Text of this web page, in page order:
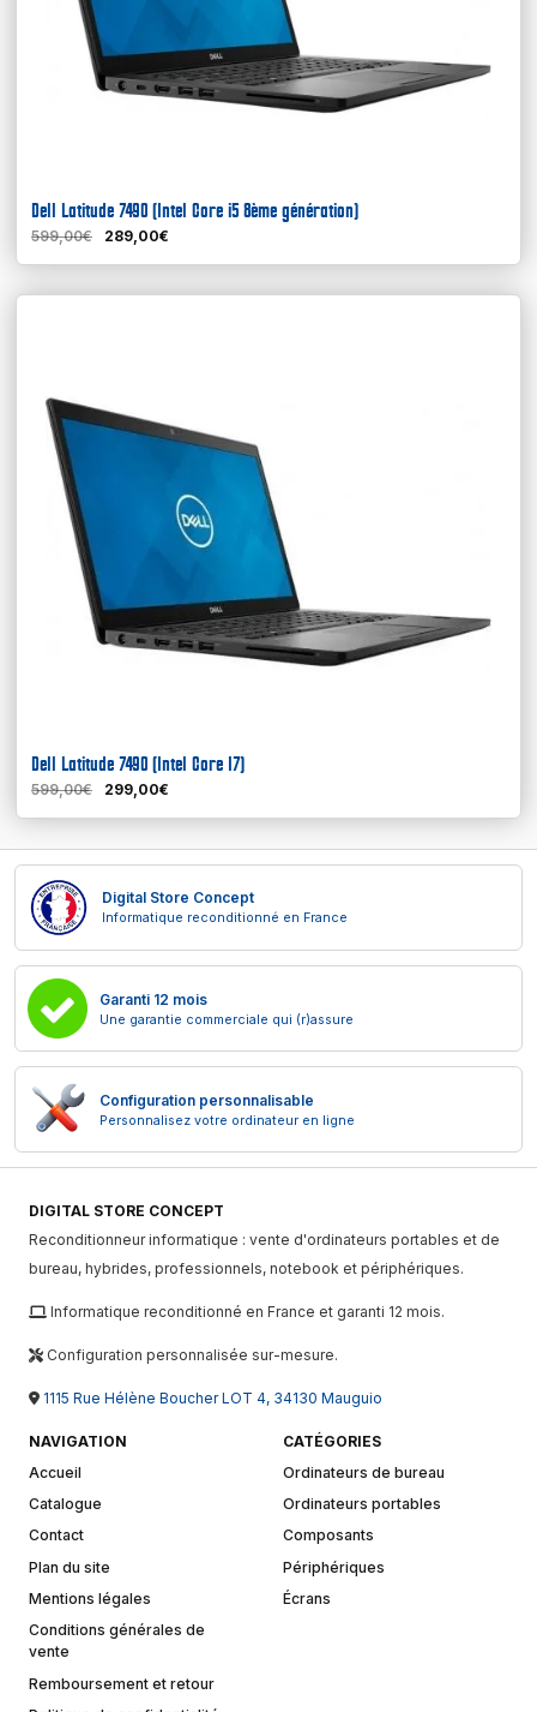
Dell Latitude 7490 (Intel Core i5 8ème génération)
599,00€ 289,00€
Dell Latitude 7490 (Intel Core I7)
599,00€ 299,00€
Digital Store Concept
Informatique reconditionné en France
Garanti 12 mois
Une garantie commerciale qui (r)assure
Configuration personnalisable
Personnalisez votre ordinateur en ligne
DIGITAL STORE CONCEPT
Reconditionneur informatique : vente d'ordinateurs portables et de
bureau, hybrides, professionnels, notebook et périphériques.
Informatique reconditionné en France et garanti 12 mois.
Configuration personnalisée sur-mesure.
1115 Rue Hélène Boucher LOT 4, 34130 Mauguio
NAVIGATION
Accueil
Catalogue
Contact
Plan du site
Mentions légales
Conditions générales de
vente
Remboursement et retour
CATÉGORIES
Ordinateurs de bureau
Ordinateurs portables
Composants
Périphériques
Écrans